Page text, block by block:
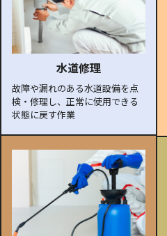
水道修理
故障や漏れのある水道設備を点
検・修理し、正常に使用できる
状態に戻す作業